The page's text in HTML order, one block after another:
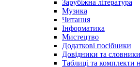
Зарубіжна література
Музика
Читання
Інформатика
Мистецтво
Додаткові посібники
Довідники та словники
Таблиці та комплекти